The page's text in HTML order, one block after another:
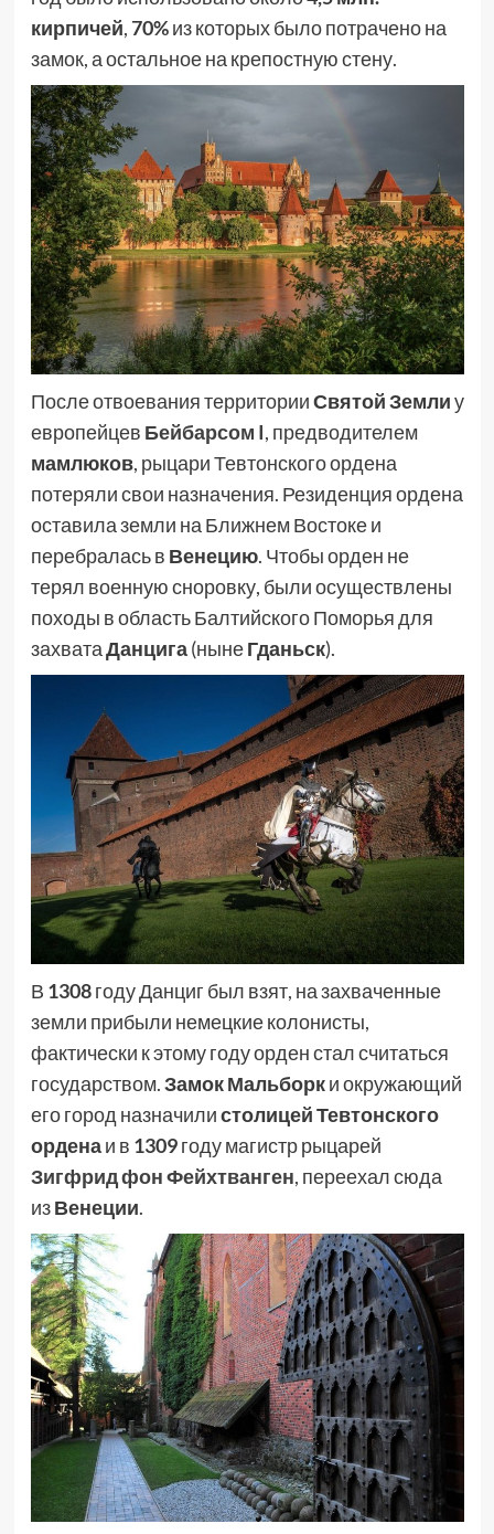
кирпичей,70%из которых было потрачено на
замок, а остальное на крепостную стену.
После отвоевания территорииСвятой Землиу
европейцев Бейбарсом I, предводителем
мамлюков, рыцари Тевтонского ордена
потеряли свои назначения. Резиденция ордена
оставила земли на Ближнем Востоке и
перебралась в Венецию. Чтобы орден не
терял военную сноровку, были осуществлены
походы в область Балтийского Поморья для
захватаДанцига(нынеГданьск).
В 1308году Данциг был взят, на захваченные
земли прибыли немецкие колонисты,
фактически к этому году орден стал считаться
государством.Замок Мальборки окружающий
его город назначилистолицей Тевтонского
орденаи в 1309году магистр рыцарей
Зигфрид фон Фейхтванген, переехал сюда
изВенеции.